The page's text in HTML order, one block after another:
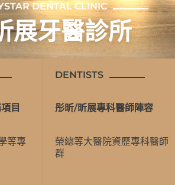
DENTAL CLINIC
展牙醫診所
DENTISTS
彤昕/昕展專科醫師陣容
榮總等大醫院資歷專科醫師
群
目
等專